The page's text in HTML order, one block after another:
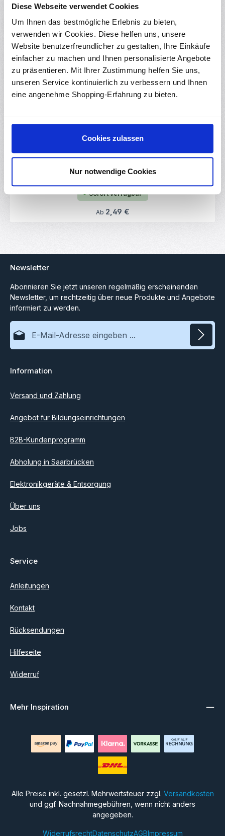
Diese Webseite verwendet Cookies
Um Ihnen das bestmögliche Erlebnis zu bieten,
verwenden wir Cookies. Diese helfen uns, unsere
Website benutzerfreundlicher zu gestalten, Ihre Einkäufe
einfacher zu machen und Ihnen personalisierte Angebote
zu präsentieren. Mit Ihrer Zustimmung helfen Sie uns,
unseren Service kontinuierlich zu verbessern und Ihnen
eine angenehme Shopping-Erfahrung zu bieten.
Cookies zulassen
Nur notwendige Cookies
Durchschnittliche Bewertung von 0 von
Magnetschale für Schrauben Handy Reparatur
Werkzeug (schwarz)
RBS17693
Sofort verfügbar
Regulärer Preis:
Ab 2,45 €
Durchschnittliche Bewertung von 4 von 5
(1)
Magnetschale für Schrauben Handy Reparatur
Sofort verfügbar
Regulärer Preis:
Ab 2,49 €
Newsletter
Abonnieren Sie jetzt unseren regelmäßig erscheinenden
Newsletter, um rechtzeitig über neue Produkte und Angebote
informiert zu werden.
E-Mail-Adresse*
Ich habe dieDatenschutzbestimmungen
einverstanden.
Information
Versand und Zahlung
Angebot für Bildungseinrichtungen
B2B-Kundenprogramm
Abholung in Saarbrücken
Elektronikgeräte & Entsorgung
Über uns
Jobs
Service
Anleitungen
Kontakt
Rücksendungen
Hilfeseite
Widerruf
Mehr Inspiration
Alle Preise inkl. gesetzl. Mehrwertsteuer zzgl. Versandkosten
und ggf. Nachnahmegebühren, wenn nicht anders
angegeben.
WiderrufsrechtDatenschutzAGBImpressum